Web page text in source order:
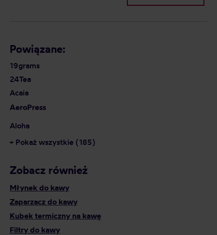
Powiązane:
19grams
24Tea
Acaia
AeroPress
Aloha
+ Pokaż wszystkie (185)
Zobacz również
Młynek do kawy
Zaparzacz do kawy
Kubek termiczny na kawę
Filtry do kawy